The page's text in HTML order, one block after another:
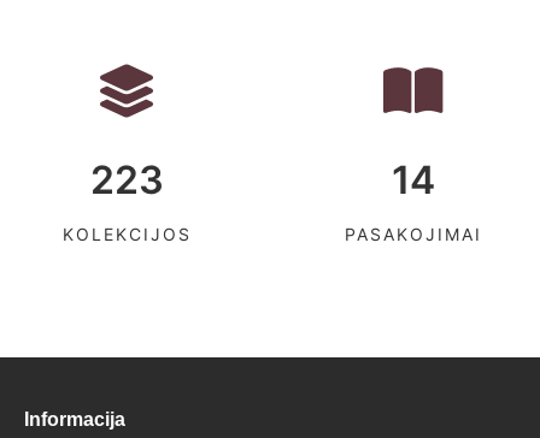
223
KOLEKCIJOS
14
PASAKOJIMAI
Informacija